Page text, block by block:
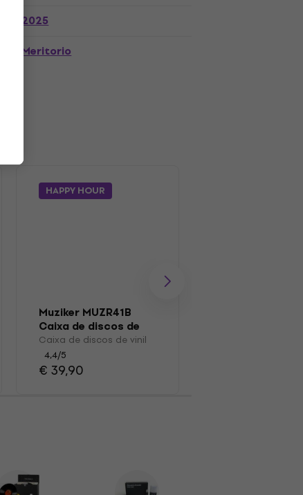
2025
Meritorio
HAPPY HOUR
Muziker MUZR41B
Caixa de discos de
vinil
Caixa de discos de vinil
4,4/5
€ 39,90